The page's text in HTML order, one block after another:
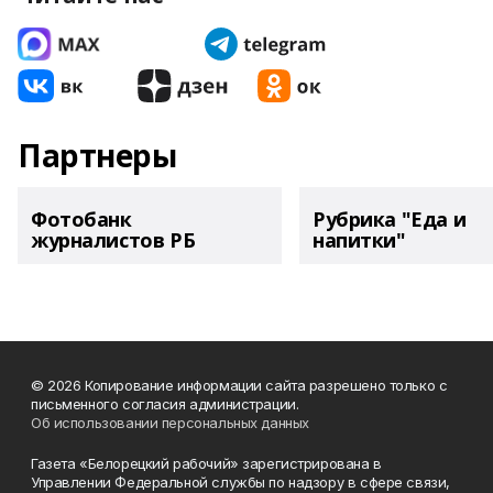
Партнеры
Фотобанк
журналистов РБ
Рубрика "Еда и
напитки"
© 2026 Копирование информации сайта разрешено только с
письменного согласия администрации.
Об использовании персональных данных
Газета «Белорецкий рабочий» зарегистрирована в
Управлении Федеральной службы по надзору в сфере связи,